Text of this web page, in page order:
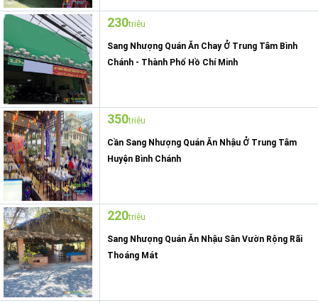
230triệu
Sang Nhượng Quán Ăn Chay Ở Trung Tâm Bình
Chánh - Thành Phố Hồ Chí Minh
350triệu
Cần Sang Nhượng Quán Ăn Nhậu Ở Trung Tâm
Huyện Bình Chánh
220triệu
Sang Nhượng Quán Ăn Nhậu Sân Vườn Rộng Rãi
Thoáng Mát